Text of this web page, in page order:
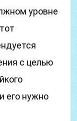
уровне
с целью
его нужно